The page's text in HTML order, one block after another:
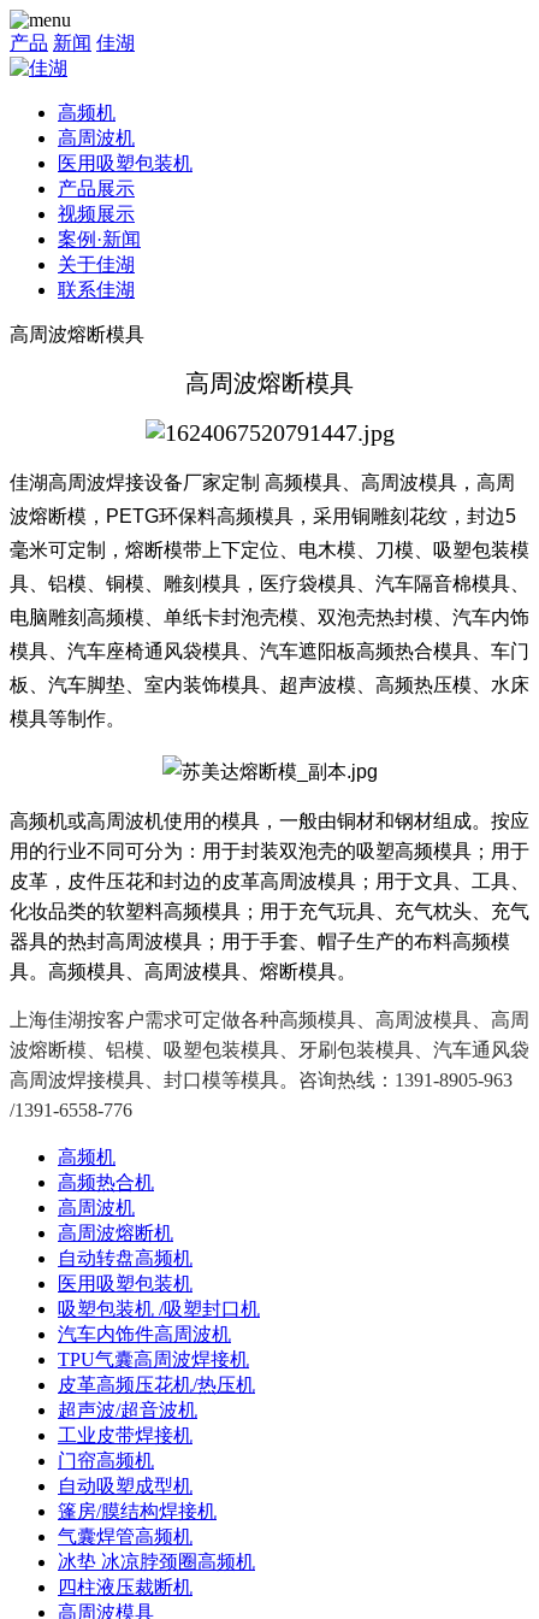
产品 新闻 佳湖
高频机
高周波机
医用吸塑包装机
产品展示
视频展示
案例·新闻
关于佳湖
联系佳湖
高周波熔断模具
高周波熔断模具
佳湖高周波焊接设备厂家定制 高频模具、高周波模具，高周
波熔断模，PETG环保料高频模具，采用铜雕刻花纹，封边5
毫米可定制，熔断模带上下定位、电木模、刀模、吸塑包装模
具、铝模、铜模、雕刻模具，医疗袋模具、汽车隔音棉模具、
电脑雕刻高频模、单纸卡封泡壳模、双泡壳热封模、汽车内饰
模具、 汽车座椅通风袋模具、汽车遮阳板高频热合模具、车门
板、汽车脚垫、室内装饰模具、超声波模、高频热压模、水床
模具等制作。
高频机或高周波机使用的模具，一般由铜材和钢材组成。按应
用的行业不同可分为：用于封装双泡壳的吸塑高频模具；用于
皮革，皮件压花和封边的皮革高周波模具；用于文具、工具、
化妆品类的软塑料高频模具；用于充气玩具、充气枕头、充气
器具的热封高周波模具；用于手套、帽子生产的布料高频模
具。高频模具、高周波模具、熔断模具。
上海佳湖按客户需求可定做各种高频模具、高周波模具、高周
波熔断模、铝模、吸塑包装模具、牙刷包装模具、汽车通风袋
高周波焊接模具、封口模等模具。咨询热线：1391-8905-963
/1391-6558-776
高频机
高频热合机
高周波机
高周波熔断机
自动转盘高频机
医用吸塑包装机
吸塑包装机 /吸塑封口机
汽车内饰件高周波机
TPU气囊高周波焊接机
皮革高频压花机/热压机
超声波/超音波机
工业皮带焊接机
门帘高频机
自动吸塑成型机
篷房/膜结构焊接机
气囊焊管高频机
冰垫 冰凉脖颈圈高频机
四柱液压裁断机
高周波模具